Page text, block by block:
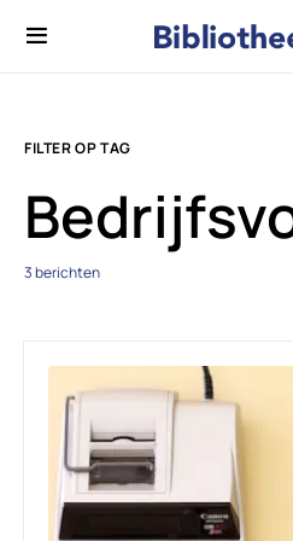
FILTER OP TAG
3 berichten